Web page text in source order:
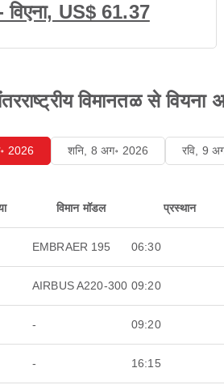
US$ 61.37
विमानतळ से वियना
2026 शनि, 8 अग॰ 2026 रवि, 9
विमान मॉडल प्रस्थान
EMBRAER 195 06:30
AIRBUS A220-300 09:20
- 09:20
- 16:15